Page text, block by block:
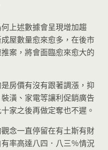
上述數據會呈現增加趨
屋數量愈來愈多，在後市
案，將會面臨愈來愈大的
房價有沒有跟著調漲，抑
潢、家電等讓利促銷廣告
家之後再做定奪也不遲。
念一直停留在有土斯有財
率高達八四．八三％情況